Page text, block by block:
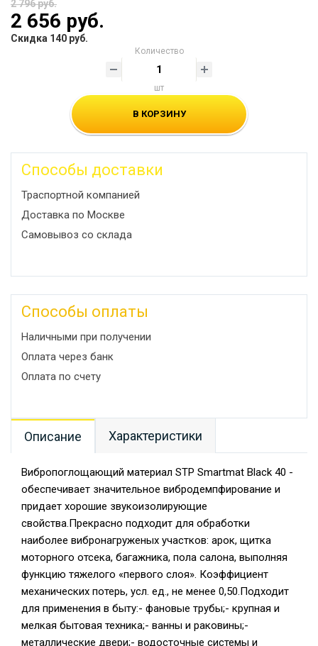
2 796 руб.
2 656 руб.
Скидка 140 руб.
Количество
шт
В КОРЗИНУ
Способы доставки
Траспортной компанией
Доставка по Москве
Самовывоз со склада
Способы оплаты
Наличными при получении
Оплата через банк
Оплата по счету
Описание Характеристики
Вибропоглощающий материал STP Smartmat Black 40 -
обеспечивает значительное вибродемпфирование и
придает хорошие звукоизолирующие
свойства.Прекрасно подходит для обработки
наиболее вибронагруженых участков: арок, щитка
моторного отсека, багажника, пола салона, выполняя
функцию тяжелого «первого слоя». Коэффициент
механических потерь, усл. ед., не менее 0,50.Подходит
для применения в быту:- фановые трубы;- крупная и
мелкая бытовая техника;- ванны и раковины;-
металлические двери;- водосточные системы и